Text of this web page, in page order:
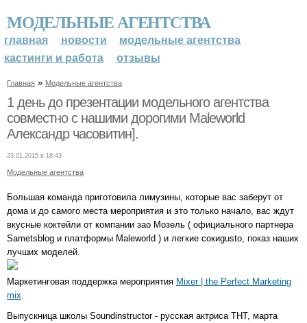
МОДЕЛЬНЫЕ АГЕНТСТВА
главная новости
модельные агентства
кастинги и работа
отзывы
Главная » Модельные агентства
1 день до презентации модельного агентства
совместно с нашими дорогими Maleworld
Александр часовитин].
23.01.2015 в 18:43
Модельные агентства
Большая команда приготовила лимузины, которые вас заберут от
дома и до самого места мероприятия и это только начало, вас ждут
вкусные коктейли от компании зао Мозель ( официального партнера
Sametsblog и платформы Maleworld ) и легкие сокиgusto, показ наших
лучших моделей.
Маркетинговая поддержка мероприятия Mixer | the Perfect Marketing
mix
Выпускница школы Soundinstructor - русская актриса ТНТ, марта